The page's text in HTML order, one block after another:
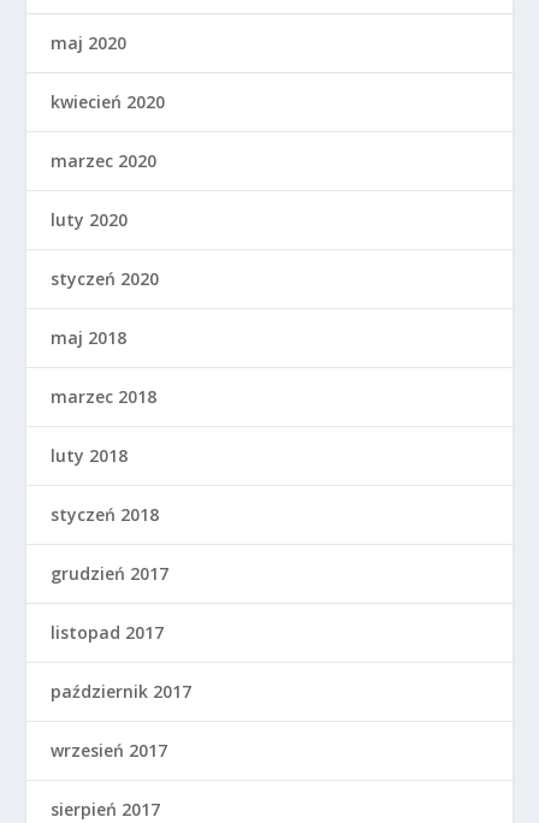
maj 2020
kwiecień 2020
marzec 2020
luty 2020
styczeń 2020
maj 2018
marzec 2018
luty 2018
styczeń 2018
grudzień 2017
listopad 2017
październik 2017
wrzesień 2017
sierpień 2017